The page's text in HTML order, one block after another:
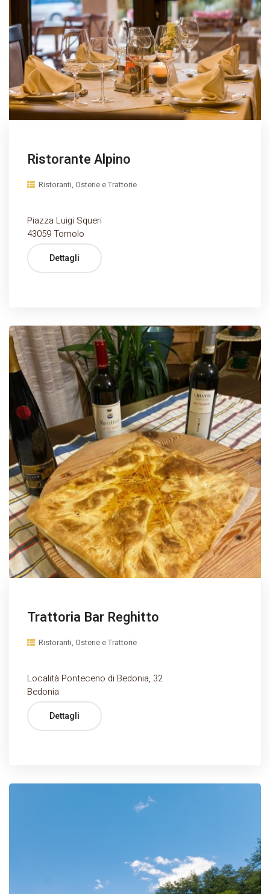
Ristorante Alpino
Ristoranti, Osterie e Trattorie
Piazza Luigi Squeri
43059 Tornolo
Dettagli
Trattoria Bar Reghitto
Ristoranti, Osterie e Trattorie
Località Ponteceno di Bedonia, 32
Bedonia
Dettagli